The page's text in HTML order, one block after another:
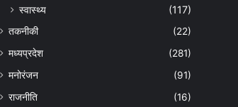
स्वास्थ्य
(117)
तकनीकी
(22)
मध्यप्रदेश
(281)
मनोरंजन
(91)
राजनीति
(16)